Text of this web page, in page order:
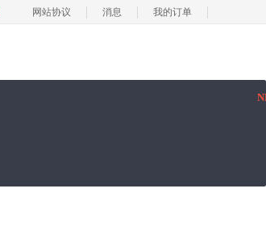
网站协议 消息 我的订单